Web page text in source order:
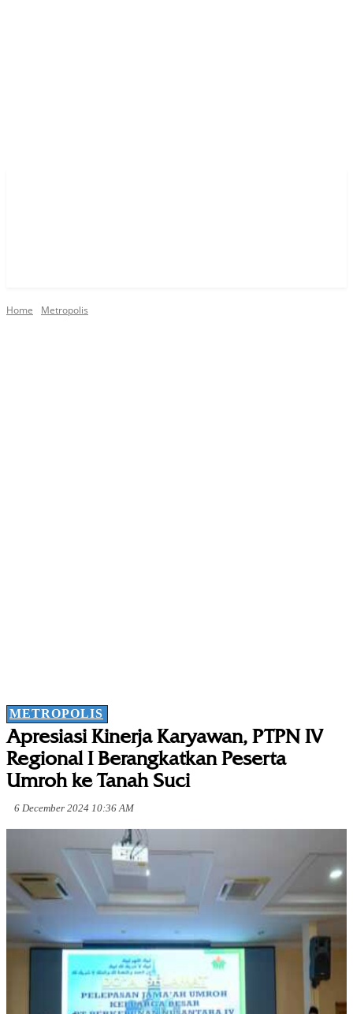
Home Metropolis
METROPOLIS
Apresiasi Kinerja Karyawan, PTPN IV
Regional I Berangkatkan Peserta
Umroh ke Tanah Suci
6 December 2024 10:36 AM